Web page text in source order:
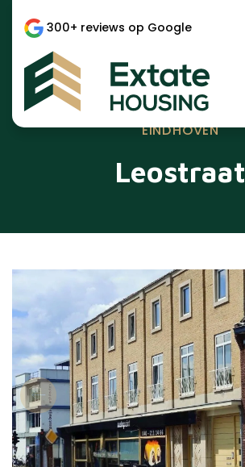
300+ reviews op Google
EINDHOVEN
Leostraat